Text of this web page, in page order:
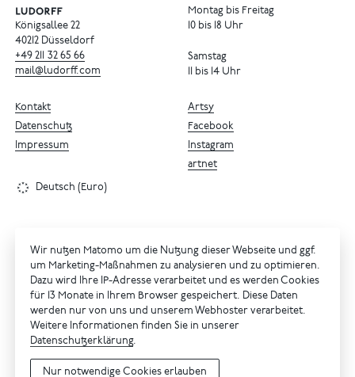
Königsallee 22
40212 Düsseldorf
+49 211 32 65 66
mail@ludorff.com
Montag bis Freitag
10 bis 18 Uhr
Samstag
11 bis 14 Uhr
Artsy
Facebook
Instagram
artnet
Kontakt
Datenschutz
Impressum
Deutsch (Euro)
Wir nutzen Matomo um die Nutzung dieser Webseite und ggf.
um Marketing-Maßnahmen zu analysieren und zu optimieren.
Dazu wird Ihre IP-Adresse verarbeitet und es werden Cookies
für 13 Monate in Ihrem Browser gespeichert. Diese Daten
werden nur von uns und unserem Webhoster verarbeitet.
Weitere Informationen finden Sie in unserer
Datenschutzerklärung.
Nur notwendige Cookies erlauben